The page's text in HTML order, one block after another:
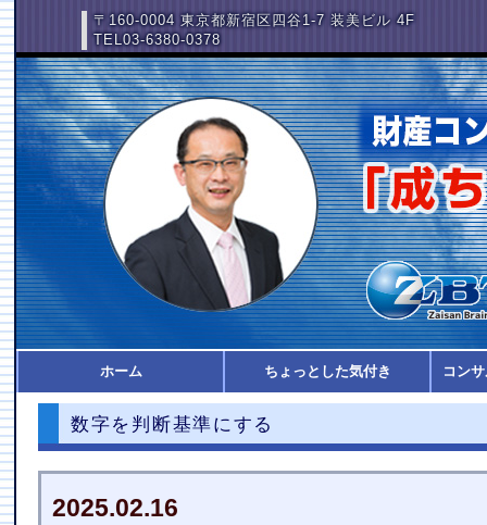
〒160-0004 東京都新宿区四谷1-7 装美ビル 4F
TEL03-6380-0378
ホーム ちょっとした気付き コン
数字を判断基準にする
2025.02.16